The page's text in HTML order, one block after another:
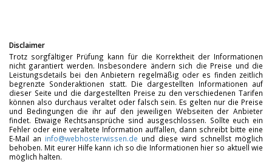
Disclaimer
Trotz sorgfältiger Prüfung kann für die Korrektheit der Informationen
nicht garantiert werden. Insbesondere ändern sich die Preise und die
Leistungsdetails bei den Anbietern regelmäßig oder es finden zeitlich
begrenzte Sonderaktionen statt. Die dargestellten Informationen auf
dieser Seite und die dargestellten Preise zu den verschiedenen Tarifen
können also durchaus veraltet oder falsch sein. Es gelten nur die Preise
und Bedingungen die ihr auf den jeweiligen Webseiten der Anbieter
findet. Etwaige Rechtsansprüche sind ausgeschlossen. Sollte euch ein
Fehler oder eine veraltete Information auffallen, dann schreibt bitte eine
E-Mail an info@webhosterwissen.de und diese wird schnellst möglich
behoben. Mit eurer Hilfe kann ich so die Informationen hier so aktuell wie
möglich halten.